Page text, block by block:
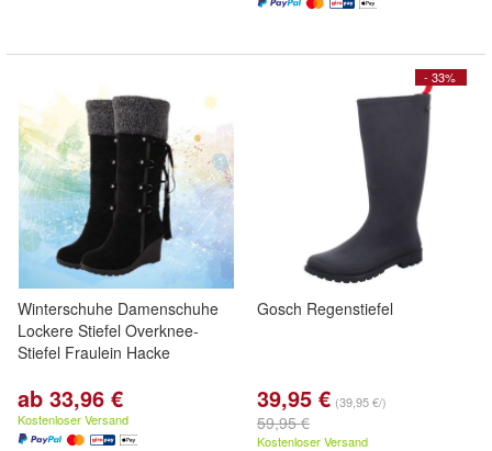
Winterschuhe Damenschuhe
Lockere Stiefel Overknee-
Stiefel Fraulein Hacke
ab 33,96 €
Kostenloser Versand
- 33%
Gosch Regenstiefel
39,95 € (39,95 €/)
59,95 €
Kostenloser Versand